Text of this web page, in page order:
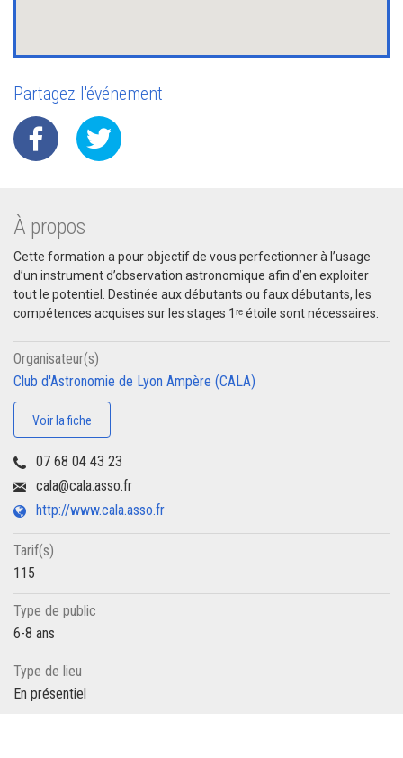
Partagez l'événement
À propos
Cette formation a pour objectif de vous perfectionner à l’usage
d’un instrument d’observation astronomique afin d’en exploiter
tout le potentiel. Destinée aux débutants ou faux débutants, les
compétences acquises sur les stages 1ʳᵉ étoile sont nécessaires.
Organisateur(s)
Club d'Astronomie de Lyon Ampère (CALA)
Voir la fiche
07 68 04 43 23
cala@cala.asso.fr
http://www.cala.asso.fr
Tarif(s)
115
Type de public
6-8 ans
Type de lieu
En présentiel